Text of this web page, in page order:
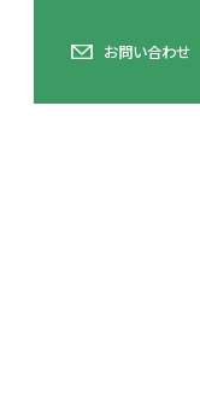
お問い合わせ